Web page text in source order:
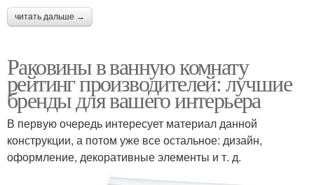
читать дальше →
Раковины в ванную комнату
рейтинг производителей: лучшие
бренды для вашего интерьера
В первую очередь интересует материал данной
конструкции, а потом уже все остальное: дизайн,
оформление, декоративные элементы и т. д.